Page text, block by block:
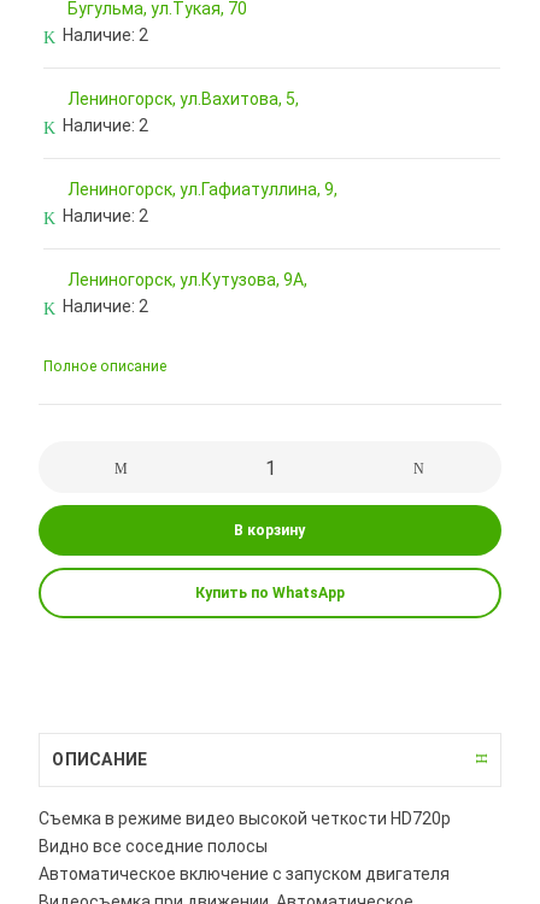
Бугульма, ул.Тукая, 70
Наличие: 2
Лениногорск, ул.Вахитова, 5,
Наличие: 2
Лениногорск, ул.Гафиатуллина, 9,
Наличие: 2
Лениногорск, ул.Кутузова, 9А,
Наличие: 2
Полное описание
В корзину
Купить по WhatsApp
ОПИСАНИЕ
Съемка в режиме видео высокой четкости HD720p
Видно все соседние полосы
Автоматическое включение с запуском двигателя